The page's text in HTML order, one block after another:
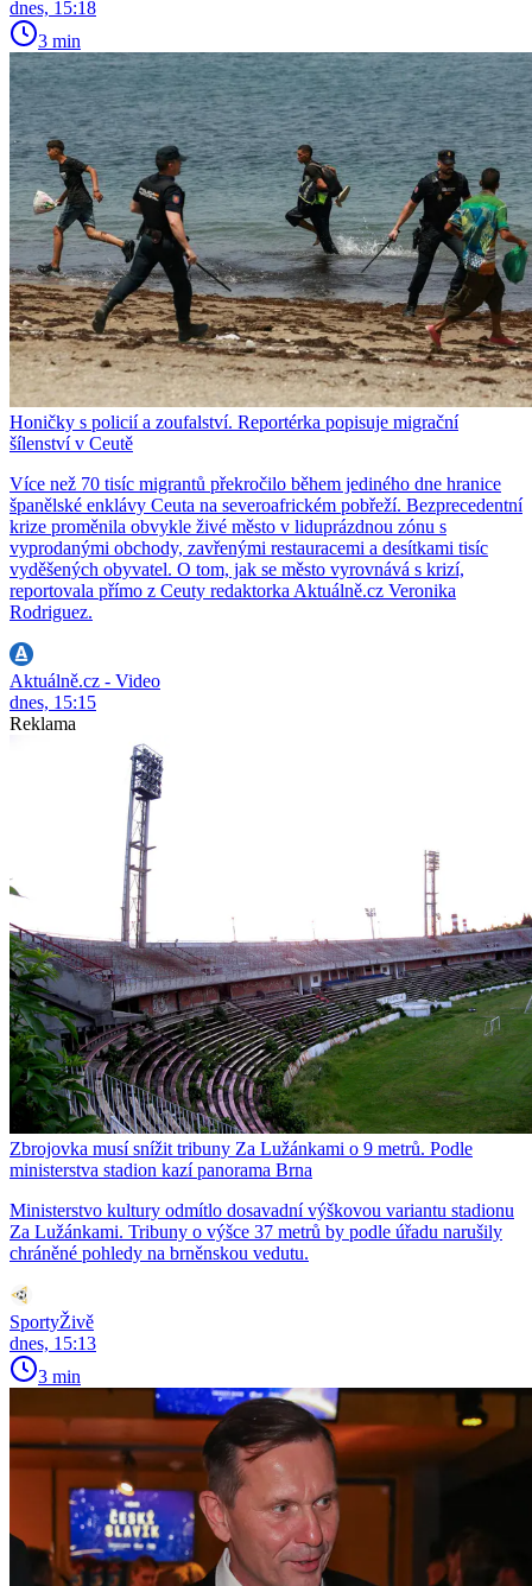
dnes, 15:18
3 min
Honičky s policií a zoufalství. Reportérka popisuje migrační
šílenství v Ceutě
Více než 70 tisíc migrantů překročilo během jediného dne hranice
španělské enklávy Ceuta na severoafrickém pobřeží. Bezprecedentní
krize proměnila obvykle živé město v liduprázdnou zónu s
vyprodanými obchody, zavřenými restauracemi a desítkami tisíc
vyděšených obyvatel. O tom, jak se město vyrovnává s krizí,
reportovala přímo z Ceuty redaktorka Aktuálně.cz Veronika
Rodriguez.
Aktuálně.cz - Video
dnes, 15:15
Reklama
Zbrojovka musí snížit tribuny Za Lužánkami o 9 metrů. Podle
ministerstva stadion kazí panorama Brna
Ministerstvo kultury odmítlo dosavadní výškovou variantu stadionu
Za Lužánkami. Tribuny o výšce 37 metrů by podle úřadu narušily
chráněné pohledy na brněnskou vedutu.
SportyŽivě
dnes, 15:13
3 min